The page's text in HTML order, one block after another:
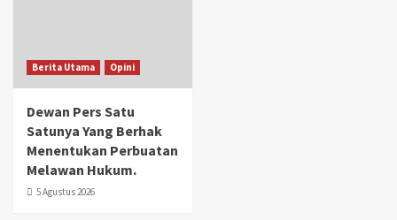
Berita Utama Opini
Dewan Pers Satu
Satunya Yang Berhak
Menentukan Perbuatan
Melawan Hukum.
5 Agustus 2026